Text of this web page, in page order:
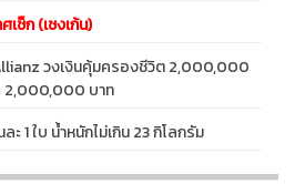
เช็ก (เชงเก้น)
วงเงินคุ้มครองชีวิต 2,000,000
2,000,000 บาท
ะ 1 ใบ น้ำหนักไม่เกิน 23 กิโลกรัม